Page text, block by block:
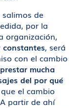
de
por la
organización,
constantes, será
con el cambio
mucha
del por qué
el cambio
partir de ahí